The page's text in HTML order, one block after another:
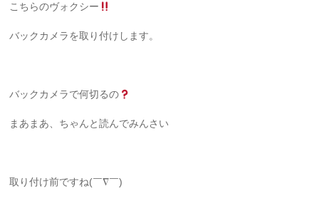
こちらのヴォクシー
バックカメラを取り付けします。
バックカメラで何切るの
まあまあ、ちゃんと読んでみんさい
取り付け前ですね(￣∇￣)